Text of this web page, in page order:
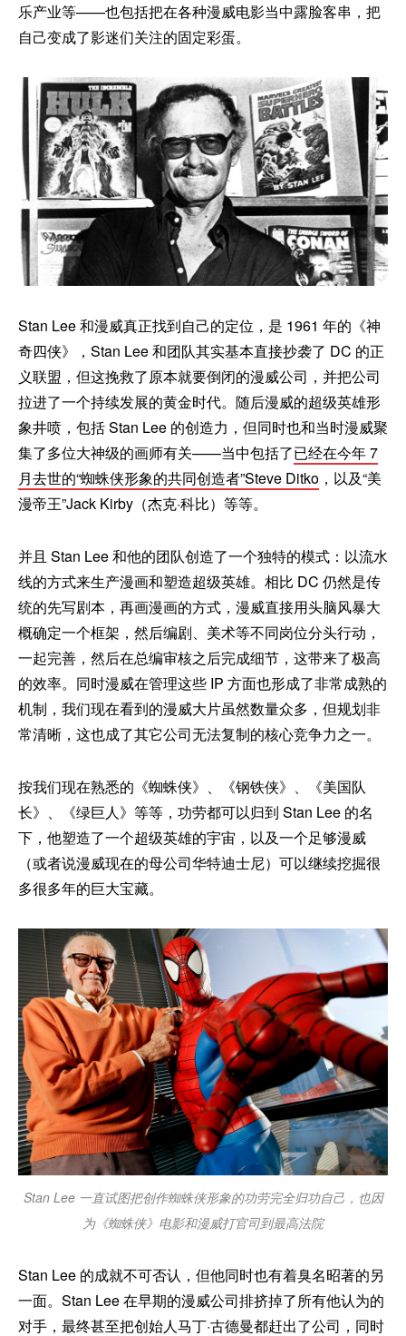
乐产业等——也包括把在各种漫威电影当中露脸客串，把
自己变成了影迷们关注的固定彩蛋。
Stan Lee 和漫威真正找到自己的定位，是 1961 年的《神
奇四侠》，Stan Lee 和团队其实基本直接抄袭了 DC 的正
义联盟，但这挽救了原本就要倒闭的漫威公司，并把公司
拉进了一个持续发展的黄金时代。随后漫威的超级英雄形
象井喷，包括 Stan Lee 的创造力，但同时也和当时漫威聚
集了多位大神级的画师有关——当中包括了已经在今年 7
月去世的“蜘蛛侠形象的共同创造者”Steve Ditko ，以及“美
漫帝王”Jack Kirby（杰克·科比）等等。
并且 Stan Lee 和他的团队创造了一个独特的模式：以流水
线的方式来生产漫画和塑造超级英雄。相比 DC 仍然是传
统的先写剧本，再画漫画的方式，漫威直接用头脑风暴大
概确定一个框架，然后编剧、美术等不同岗位分头行动，
一起完善，然后在总编审核之后完成细节，这带来了极高
的效率。同时漫威在管理这些 IP 方面也形成了非常成熟的
机制，我们现在看到的漫威大片虽然数量众多，但规划非
常清晰，这也成了其它公司无法复制的核心竞争力之一。
按我们现在熟悉的《蜘蛛侠》、《钢铁侠》、《美国队
长》、《绿巨人》等等，功劳都可以归到 Stan Lee 的名
下，他塑造了一个超级英雄的宇宙，以及一个足够漫威
（或者说漫威现在的母公司华特迪士尼）可以继续挖掘很
多很多年的巨大宝藏。
Stan Lee 一直试图把创作蜘蛛侠形象的功劳完全归功自己，也因
为《蜘蛛侠》电影和漫威打官司到最高法院
Stan Lee 的成就不可否认，但他同时也有着臭名昭著的另
一面。Stan Lee 在早期的漫威公司排挤掉了所有他认为的
对手，最终甚至把创始人马丁·古德曼都赶出了公司，同时